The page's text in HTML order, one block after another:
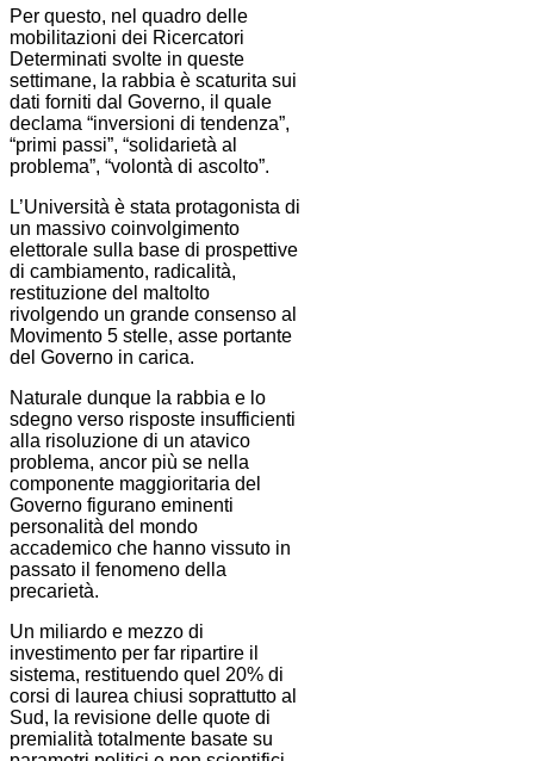
Per questo, nel quadro delle
mobilitazioni dei Ricercatori
Determinati svolte in queste
settimane, la rabbia è scaturita sui
dati forniti dal Governo, il quale
declama “inversioni di tendenza”,
“primi passi”, “solidarietà al
problema”, “volontà di ascolto”.
L’Università è stata protagonista di
un massivo coinvolgimento
elettorale sulla base di prospettive
di cambiamento, radicalità,
restituzione del maltolto
rivolgendo un grande consenso al
Movimento 5 stelle, asse portante
del Governo in carica.
Naturale dunque la rabbia e lo
sdegno verso risposte insufficienti
alla risoluzione di un atavico
problema, ancor più se nella
componente maggioritaria del
Governo figurano eminenti
personalità del mondo
accademico che hanno vissuto in
passato il fenomeno della
precarietà.
Un miliardo e mezzo di
investimento per far ripartire il
sistema, restituendo quel 20% di
corsi di laurea chiusi soprattutto al
Sud, la revisione delle quote di
premialità totalmente basate su